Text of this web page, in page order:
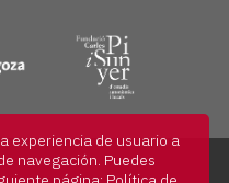
experiencia de usuario a
navegación. Puedes